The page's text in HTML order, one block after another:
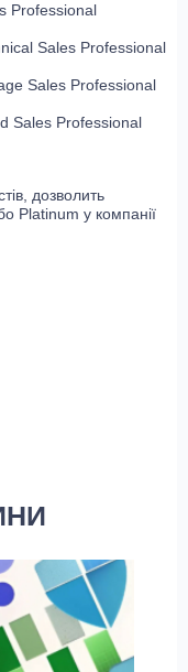
Professional
Sales Professional
Sales Professional
Sales Professional
дозволить
Platinum у компанії